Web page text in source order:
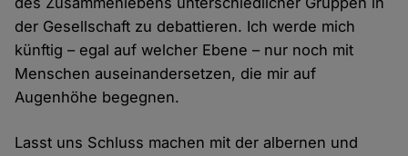
der Gesellschaft zu debattieren. Ich werde mich
künftig – egal auf welcher Ebene – nur noch mit
Menschen auseinandersetzen, die mir auf
Augenhöhe begegnen.
Lasst uns Schluss machen mit der albernen und